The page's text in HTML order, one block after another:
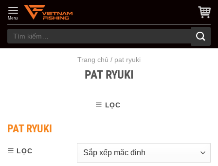
content
Menu
Tìm
kiếm:
Trang chủ / pat ryuki
PAT RYUKI
LỌC
PAT RYUKI
LỌC